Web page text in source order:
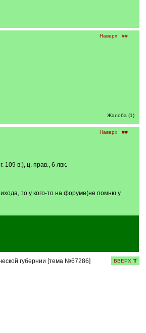
Наверх ##
Жалоба (1)
Наверх ##
109 в.), ц. прав., 6 лвк.
то у кого-то на форуме(не помню у
губернии [тема №67286] ВВЕРХ ⇈